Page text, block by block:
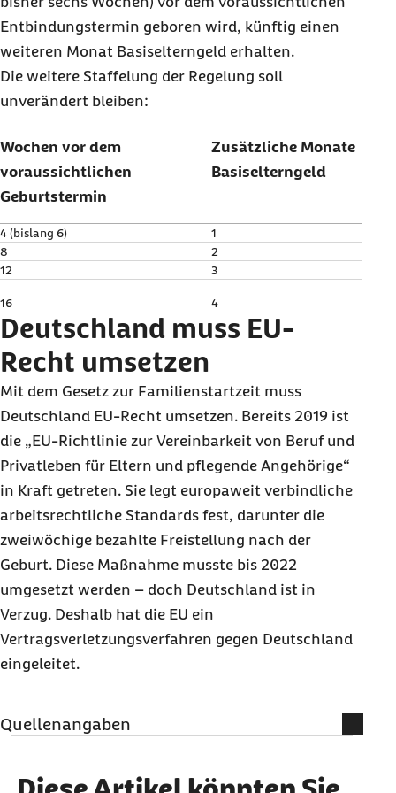
Entbindungstermin geboren wird, künftig einen
weiteren Monat Basiselterngeld erhalten.
Die weitere Staffelung der Regelung soll
unverändert bleiben:
Wochen vor dem
voraussichtlichen
Geburtstermin
Zusätzliche Monate
Basiselterngeld
4 (bislang 6)
1
8
2
12
3
16 4
Deutschland muss EU-
Recht umsetzen
Mit dem Gesetz zur Familienstartzeit muss
Deutschland EU-Recht umsetzen. Bereits 2019 ist
die „EU-Richtlinie zur Vereinbarkeit von Beruf und
Privatleben für Eltern und pflegende Angehörige“
in Kraft getreten. Sie legt europaweit verbindliche
arbeitsrechtliche Standards fest, darunter die
zweiwöchige bezahlte Freistellung nach der
Geburt. Diese Maßnahme musste bis 2022
umgesetzt werden – doch Deutschland ist in
Verzug. Deshalb hat die EU ein
Vertragsverletzungsverfahren gegen Deutschland
eingeleitet.
Quellenangaben